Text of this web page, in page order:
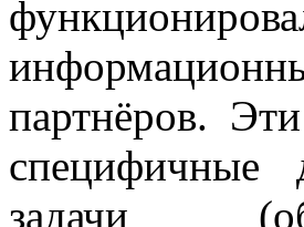
партнёров.
специфичные
задачи